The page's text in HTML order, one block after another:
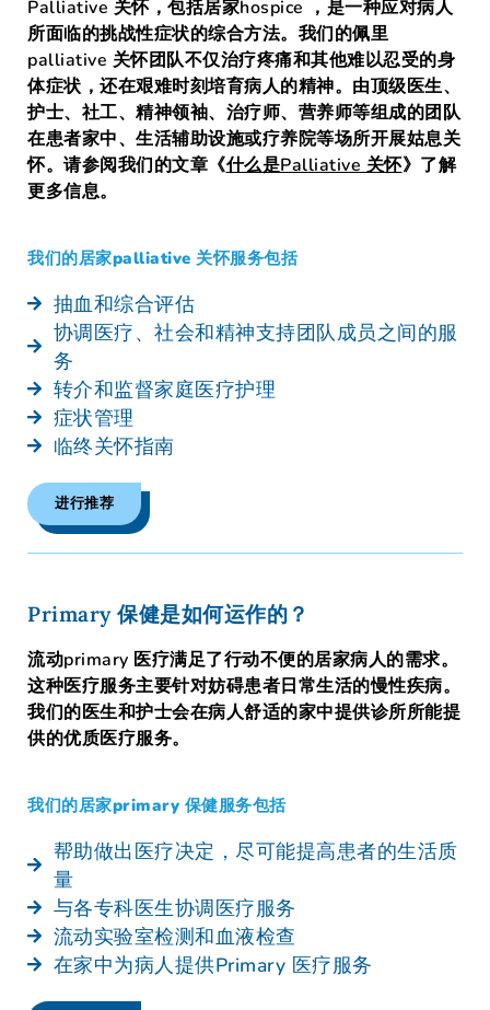
Palliative 关怀，包括居家hospice ，是一种应对病人
所面临的挑战性症状的综合方法。我们的佩里
palliative 关怀团队不仅治疗疼痛和其他难以忍受的身
体症状，还在艰难时刻培育病人的精神。由顶级医生、
护士、社工、精神领袖、治疗师、营养师等组成的团队
在患者家中、生活辅助设施或疗养院等场所开展姑息关
怀。请参阅我们的文章《什么是Palliative 关怀》了解
更多信息。
我们的居家palliative 关怀服务包括
抽血和综合评估
协调医疗、社会和精神支持团队成员之间的服
务
转介和监督家庭医疗护理
症状管理
临终关怀指南
进行推荐
Primary 保健是如何运作的？
流动primary 医疗满足了行动不便的居家病人的需求。
这种医疗服务主要针对妨碍患者日常生活的慢性疾病。
我们的医生和护士会在病人舒适的家中提供诊所所能提
供的优质医疗服务。
我们的居家primary 保健服务包括
帮助做出医疗决定，尽可能提高患者的生活质
量
与各专科医生协调医疗服务
流动实验室检测和血液检查
在家中为病人提供Primary 医疗服务